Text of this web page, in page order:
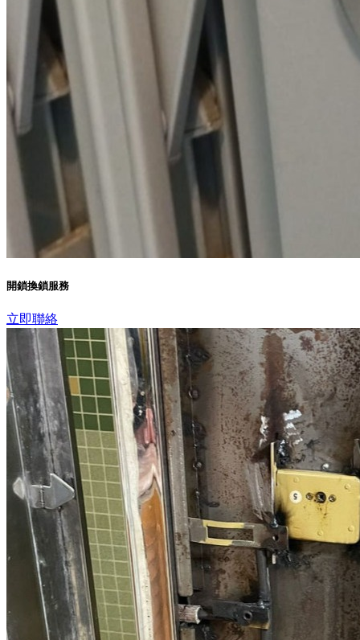
開鎖換鎖服務
立即聯絡